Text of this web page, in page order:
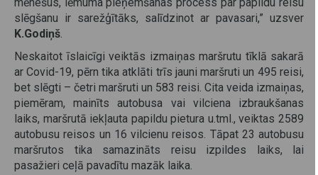
slēgšanu ir sarežģītāks, salīdzinot ar pavasari,” uzsver
K.Godiņš
Neskaitot īslaicīgi veiktās izmaiņas maršrutu tīklā sakarā
ar Covid-19, pērn tika atklāti trīs jauni maršruti un 495 reisi,
bet slēgti – četri maršruti un 583 reisi. Cita veida izmaiņas,
piemēram, mainīts autobusa vai vilciena izbraukšanas
laiks, maršrutā iekļauta papildu pietura u.tml., veiktas 2589
autobusu reisos un 16 vilcienu reisos. Tāpat 23 autobusu
maršrutos tika samazināts reisu izpildes laiks, lai
pasažieri ceļā pavadītu mazāk laika.